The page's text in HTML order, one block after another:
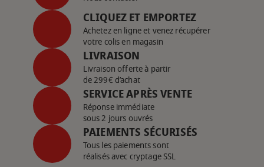
CLIQUEZ ET EMPORTEZ
Achetez en ligne et venez récupérer
votre colis en magasin
LIVRAISON
Livraison offerte à partir
de 299€ d’achat
SERVICE APRÈS VENTE
Réponse immédiate
sous 2 jours ouvrés
PAIEMENTS SÉCURISÉS
Tous les paiements sont
réalisés avec cryptage SSL